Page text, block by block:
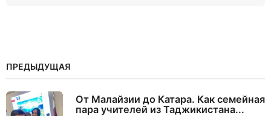
ПРЕДЫДУЩАЯ
От Малайзии до Катара. Как семейная
пара учителей из Таджикистана...